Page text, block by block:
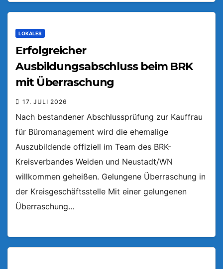
LOKALES
Erfolgreicher
Ausbildungsabschluss beim BRK
mit Überraschung
17. JULI 2026
Nach bestandener Abschlussprüfung zur Kauffrau
für Büromanagement wird die ehemalige
Auszubildende offiziell im Team des BRK-
Kreisverbandes Weiden und Neustadt/WN
willkommen geheißen. Gelungene Überraschung in
der Kreisgeschäftsstelle Mit einer gelungenen
Überraschung…